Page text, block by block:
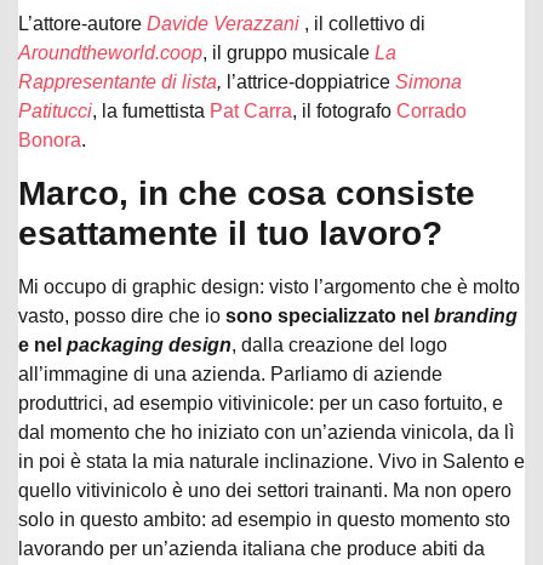
L’attore-autore Davide Verazzani , il collettivo di
Aroundtheworld.coop, il gruppo musicale La
Rappresentante di lista, l’attrice-doppiatrice Simona
Patitucci, la fumettista Pat Carra, il fotografo Corrado
Bonora.
Marco, in che cosa consiste
esattamente il tuo lavoro?
Mi occupo di graphic design: visto l’argomento che è molto
vasto, posso dire che io sono specializzato nel branding
e nel packaging design, dalla creazione del logo
all’immagine di una azienda. Parliamo di aziende
produttrici, ad esempio vitivinicole: per un caso fortuito, e
dal momento che ho iniziato con un’azienda vinicola, da lì
in poi è stata la mia naturale inclinazione. Vivo in Salento e
quello vitivinicolo è uno dei settori trainanti. Ma non opero
solo in questo ambito: ad esempio in questo momento sto
lavorando per un’azienda italiana che produce abiti da